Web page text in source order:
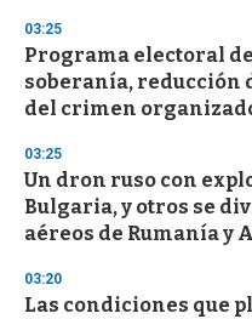
s
e
c
o
n
03:25
Programa electoral
soberanía, reducción
del crimen
03:25
Un dron ruso con
Bulgaria, y otros se
aéreos de Rumanía y
03:20
Las condiciones que